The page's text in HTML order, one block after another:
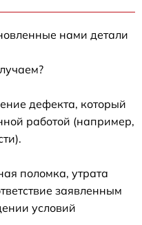
нами детали
дефекта, который
работой (например,
поломка, утрата
заявленным
условий